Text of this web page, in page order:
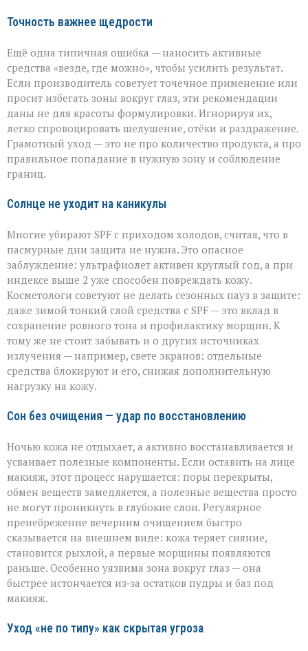
Точность важнее щедрости
Ещё одна типичная ошибка — наносить активные
средства «везде, где можно», чтобы усилить результат.
Если производитель советует точечное применение или
просит избегать зоны вокруг глаз, эти рекомендации
даны не для красоты формулировки. Игнорируя их,
легко спровоцировать шелушение, отёки и раздражение.
Грамотный уход — это не про количество продукта, а про
правильное попадание в нужную зону и соблюдение
границ.
Солнце не уходит на каникулы
Многие убирают SPF с приходом холодов, считая, что в
пасмурные дни защита не нужна. Это опасное
заблуждение: ультрафиолет активен круглый год, а при
индексе выше 2 уже способен повреждать кожу.
Косметологи советуют не делать сезонных пауз в защите:
даже зимой тонкий слой средства с SPF — это вклад в
сохранение ровного тона и профилактику морщин. К
тому же не стоит забывать и о других источниках
излучения — например, свете экранов: отдельные
средства блокируют и его, снижая дополнительную
нагрузку на кожу.
Сон без очищения — удар по восстановлению
Ночью кожа не отдыхает, а активно восстанавливается и
усваивает полезные компоненты. Если оставить на лице
макияж, этот процесс нарушается: поры перекрыты,
обмен веществ замедляется, а полезные вещества просто
не могут проникнуть в глубокие слои. Регулярное
пренебрежение вечерним очищением быстро
сказывается на внешнем виде: кожа теряет сияние,
становится рыхлой, а первые морщины появляются
раньше. Особенно уязвима зона вокруг глаз — она
быстрее истончается из‑за остатков пудры и баз под
макияж.
Уход «не по типу» как скрытая угроза